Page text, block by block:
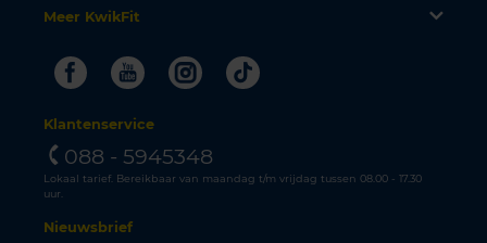
Meer KwikFit
FacebookYoutubeInstagram
Tiktok
Klantenservice
088 - 5945348
Lokaal tarief. Bereikbaar van maandag t/m vrijdag tussen 08.00 - 17.30
uur.
Nieuwsbrief